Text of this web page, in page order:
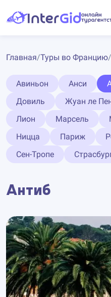
Главная/Туры во Францию/
Авиньон Анси
Довиль
Жуан ле
Лион
Марсель
Ницца
Париж
Сен-Тропе
Антиб